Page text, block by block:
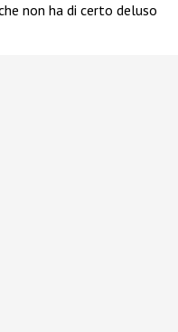
non ha di certo deluso